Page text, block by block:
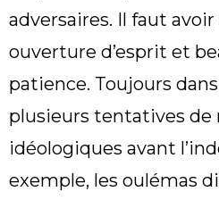
adversaires. Il faut
ouverture d’esprit et
patience. Toujours
plusieurs tentatives de
idéologiques avant
exemple, les oulémas